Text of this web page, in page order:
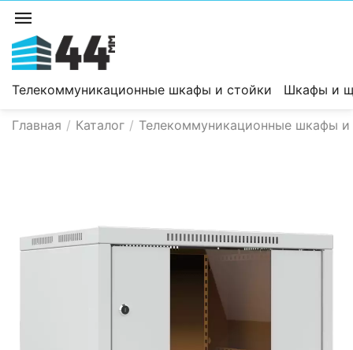
Телекоммуникационные шкафы и стойки Шкафы и
Главная / Каталог / Телекоммуникационные шкафы и